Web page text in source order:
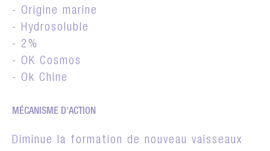
- Origine marine
- Hydrosoluble
- 2%
- OK Cosmos
- Ok Chine
MÉCANISME D'ACTION
Diminue la formation de nouveau vaisseaux